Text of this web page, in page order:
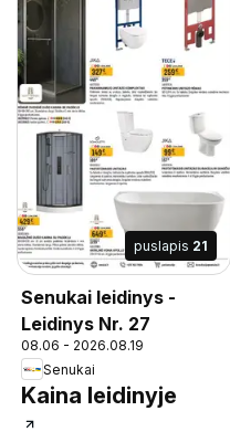
puslapis 21
Senukai leidinys -
Leidinys Nr. 27
08.06 - 2026.08.19
Senukai
Kaina leidinyje